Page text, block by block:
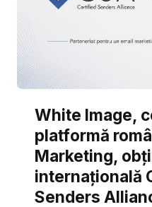
White Image,
platformă
Marketing,
internațională
Senders